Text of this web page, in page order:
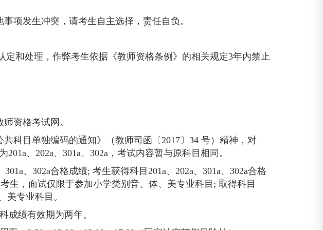
项发生冲突，请考生自主选择，责任自负。
和处理，作弊考生依据《教师资格条例》的相关规定3年内禁止
资格考试网。
科目单独编码的通知》（教师司函〔 2017〕 34 号）精神，对
201a、 202a、 301a、 302a，考试内容暂与原科目相同。
301a、 302a合格成绩; 考生获得科目 201a、 202a、 301a、 302a合格
生，面试仅限于参加小学类别音、体、美专业科目 ; 取得科目
美专业科目。
成绩有效期为两年。